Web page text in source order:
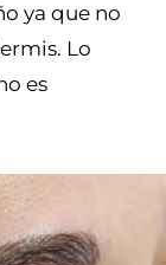
ya que no
Lo
es